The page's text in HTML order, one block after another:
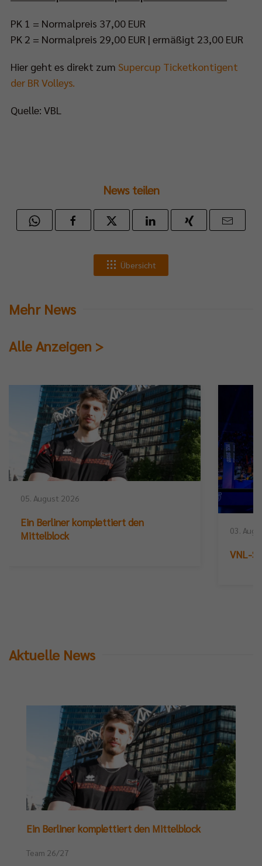
PK 1 = Normalpreis 37,00 EUR
PK 2 = Normalpreis 29,00 EUR | ermäßigt 23,00 EUR
Hier geht es direkt zum Supercup Ticketkontigent
der BR Volleys.
Quelle: VBL
News teilen
Übersicht
Mehr News
Alle Anzeigen >
05. August 2026
Ein Berliner komplettiert den
Mittelblock
03.
VNL-
Aktuelle News
Ein Berliner komplettiert den Mittelblock
Team 26/27